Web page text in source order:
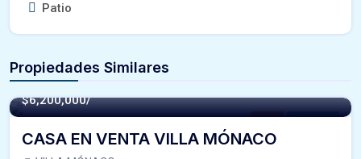
Patio
Propiedades Similares
Casa For Venta
244 m² -
$6,200,000/
CASA EN VENTA VILLA MÓNACO